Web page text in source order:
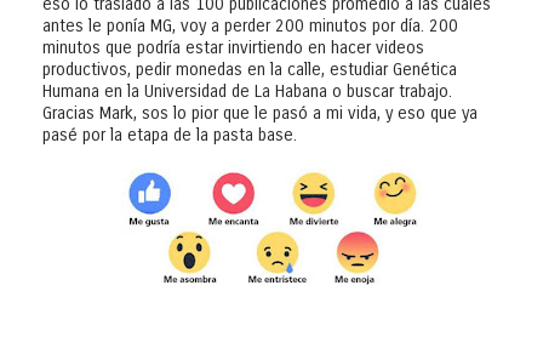
eso lo traslado a las 100 publicaciones promedio a las cuales
antes le ponía MG, voy a perder 200 minutos por día. 200
minutos que podría estar invirtiendo en hacer videos
productivos, pedir monedas en la calle, estudiar Genética
Humana en la Universidad de La Habana o buscar trabajo.
Gracias Mark, sos lo pior que le pasó a mi vida, y eso que ya
pasé por la etapa de la pasta base.